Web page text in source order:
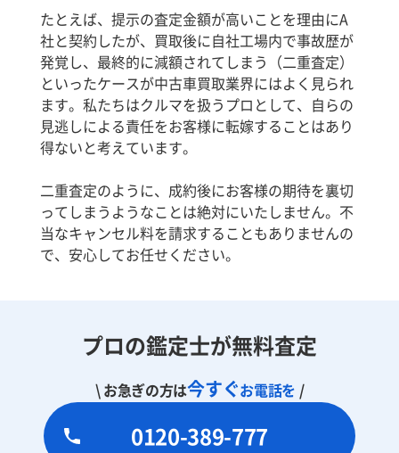
たとえば、提示の査定金額が高いことを理由にA
社と契約したが、買取後に自社工場内で事故歴が
発覚し、最終的に減額されてしまう（二重査定）
といったケースが中古車買取業界にはよく見られ
ます。私たちはクルマを扱うプロとして、自らの
見逃しによる責任をお客様に転嫁することはあり
得ないと考えています。
二重査定のように、成約後にお客様の期待を裏切
ってしまうようなことは絶対にいたしません。不
当なキャンセル料を請求することもありませんの
で、安心してお任せください。
プロの鑑定士が無料査定
\ お急ぎの方は今すぐお電話を /
0120-389-777